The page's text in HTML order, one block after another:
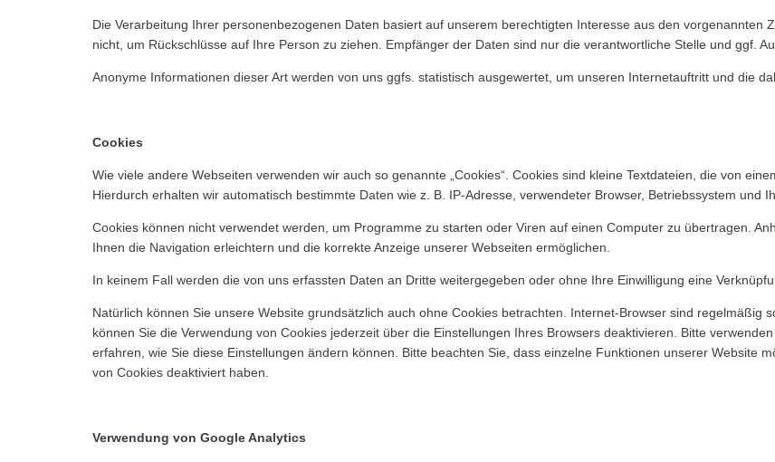
Die Verarbeitung Ihrer personenbezogenen Daten basiert auf unserem berechtigten Interesse aus den vorgenannten
nicht, um Rückschlüsse auf Ihre Person zu ziehen. Empfänger der Daten sind nur die verantwortliche Stelle und ggf.
Anonyme Informationen dieser Art werden von uns ggfs. statistisch ausgewertet, um unseren Internetauftritt und die
Cookies
Wie viele andere Webseiten verwenden wir auch so genannte „Cookies“. Cookies sind kleine Textdateien, die von
Hierdurch erhalten wir automatisch bestimmte Daten wie z. B. IP-Adresse, verwendeter Browser, Betriebssystem und
Cookies können nicht verwendet werden, um Programme zu starten oder Viren auf einen Computer zu übertragen.
Ihnen die Navigation erleichtern und die korrekte Anzeige unserer Webseiten ermöglichen.
In keinem Fall werden die von uns erfassten Daten an Dritte weitergegeben oder ohne Ihre Einwilligung eine
Natürlich können Sie unsere Website grundsätzlich auch ohne Cookies betrachten. Internet-Browser sind regelmäßig
können Sie die Verwendung von Cookies jederzeit über die Einstellungen Ihres Browsers deaktivieren. Bitte
erfahren, wie Sie diese Einstellungen ändern können. Bitte beachten Sie, dass einzelne Funktionen unserer Website
von Cookies deaktiviert haben.
Verwendung von Google Analytics